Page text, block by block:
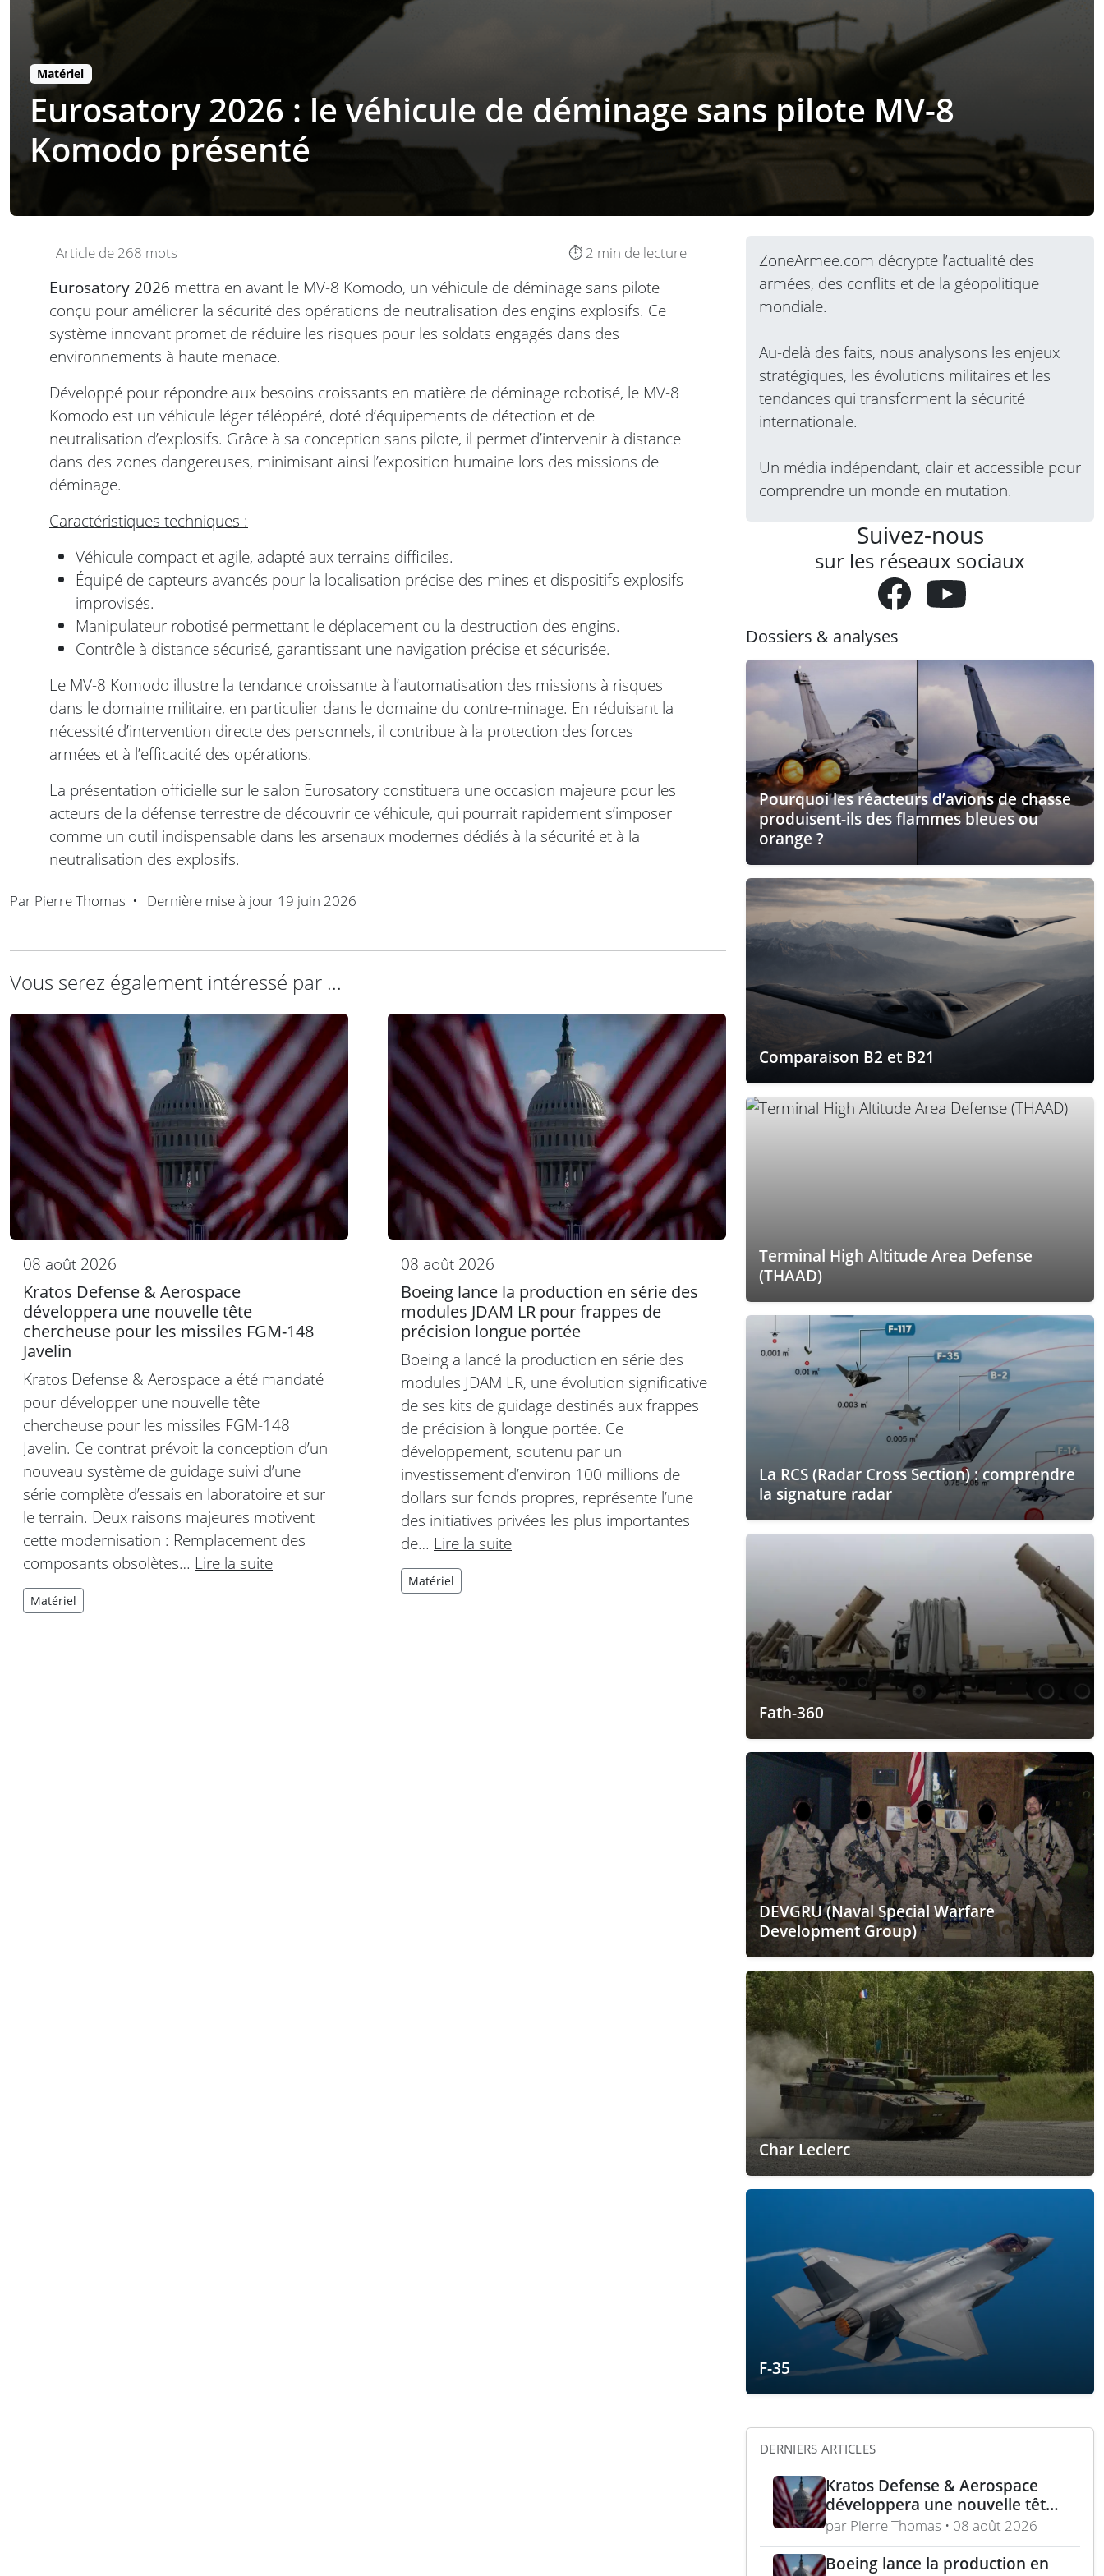
Matériel
Eurosatory 2026 : le véhicule de déminage sans pilote MV-8
Komodo présenté
Article de 268 mots ⏱️ 2 min de lecture
Eurosatory 2026 mettra en avant le MV-8 Komodo, un véhicule de déminage sans pilote
conçu pour améliorer la sécurité des opérations de neutralisation des engins explosifs. Ce
système innovant promet de réduire les risques pour les soldats engagés dans des
environnements à haute menace.
Développé pour répondre aux besoins croissants en matière de déminage robotisé, le MV-8
Komodo est un véhicule léger téléopéré, doté d’équipements de détection et de
neutralisation d’explosifs. Grâce à sa conception sans pilote, il permet d’intervenir à distance
dans des zones dangereuses, minimisant ainsi l’exposition humaine lors des missions de
déminage.
Caractéristiques techniques :
Véhicule compact et agile, adapté aux terrains difficiles.
Équipé de capteurs avancés pour la localisation précise des mines et dispositifs explosifs
improvisés.
Manipulateur robotisé permettant le déplacement ou la destruction des engins.
Contrôle à distance sécurisé, garantissant une navigation précise et sécurisée.
Le MV-8 Komodo illustre la tendance croissante à l’automatisation des missions à risques
dans le domaine militaire, en particulier dans le domaine du contre-minage. En réduisant la
nécessité d’intervention directe des personnels, il contribue à la protection des forces
armées et à l’efficacité des opérations.
La présentation officielle sur le salon Eurosatory constituera une occasion majeure pour les
acteurs de la défense terrestre de découvrir ce véhicule, qui pourrait rapidement s’imposer
comme un outil indispensable dans les arsenaux modernes dédiés à la sécurité et à la
neutralisation des explosifs.
Par Pierre Thomas • Dernière mise à jour 19 juin 2026
Vous serez également intéressé par ...
08 août 2026
Kratos Defense & Aerospace
développera une nouvelle tête
chercheuse pour les missiles FGM-148
Javelin
Kratos Defense & Aerospace a été mandaté
pour développer une nouvelle tête
chercheuse pour les missiles FGM-148
Javelin. Ce contrat prévoit la conception d’un
nouveau système de guidage suivi d’une
série complète d’essais en laboratoire et sur
le terrain. Deux raisons majeures motivent
cette modernisation : Remplacement des
composants obsolètes… Lire la suite
Matériel
08 août 2026
Boeing lance la production en série des
modules JDAM LR pour frappes de
précision longue portée
Boeing a lancé la production en série des
modules JDAM LR, une évolution significative
de ses kits de guidage destinés aux frappes
de précision à longue portée. Ce
développement, soutenu par un
investissement d’environ 100 millions de
dollars sur fonds propres, représente l’une
des initiatives privées les plus importantes
de… Lire la suite
Matériel
ZoneArmee.com décrypte l’actualité des
armées, des conflits et de la géopolitique
mondiale.
Au-delà des faits, nous analysons les enjeux
stratégiques, les évolutions militaires et les
tendances qui transforment la sécurité
internationale.
Un média indépendant, clair et accessible pour
comprendre un monde en mutation.
Suivez-nous
sur les réseaux sociaux
Dossiers & analyses
Pourquoi les réacteurs d’avions de chasse
produisent-ils des flammes bleues ou
orange ?
Comparaison B2 et B21
Terminal High Altitude Area Defense
(THAAD)
La RCS (Radar Cross Section) : comprendre
la signature radar
Fath-360
DEVGRU (Naval Special Warfare
Development Group)
Char Leclerc
F-35
DERNIERS ARTICLES
Kratos Defense & Aerospace
développera une nouvelle tête
chercheuse pour les missiles
FGM-148 Javelin
par Pierre Thomas • 08 août 2026
Boeing lance la production en